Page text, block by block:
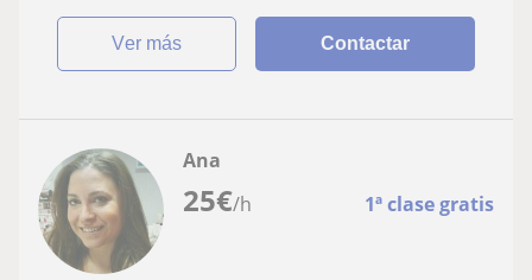
ver más Contactar
25€/h 1ª clase gratis
Ana